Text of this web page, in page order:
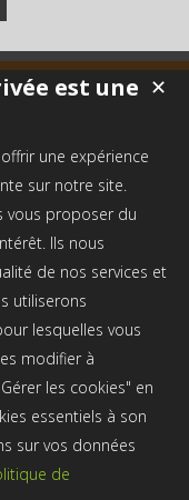
✕
est une
une expérience
sur notre site.
vous proposer du
Ils nous
de nos services et
utiliserons
lesquelles vous
modifier à
les cookies" en
essentiels à son
sur vos données
de